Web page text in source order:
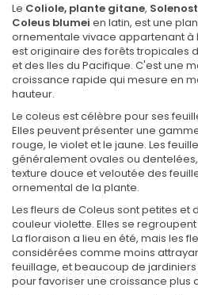
Le Coliole, plante gitane,
Coleus blumei en latin, est une
ornementale vivace appartenant à
est originaire des forêts tropicales
et des Iles du Pacifique. C'est une
croissance rapide qui mesure en
hauteur.
Le coleus est célèbre pour ses
Elles peuvent présenter une
rouge, le violet et le jaune. Les
généralement ovales ou
texture douce et veloutée des
ornemental de la plante.
Les fleurs de Coleus sont petites
couleur violette. Elles se
La floraison a lieu en été, mais les
considérées comme moins
feuillage, et beaucoup de
pour favoriser une croissance plus